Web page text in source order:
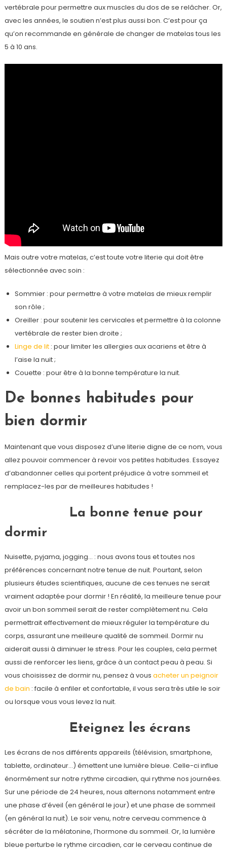
vertébrale pour permettre aux muscles du dos de se relâcher. Or,
avec les années, le soutien n’est plus aussi bon. C’est pour ça
qu’on recommande en générale de changer de matelas tous les
5 à 10 ans.
Mais outre votre matelas, c’est toute votre literie qui doit être
sélectionnée avec soin :
Sommier : pour permettre à votre matelas de mieux remplir
son rôle ;
Oreiller : pour soutenir les cervicales et permettre à la colonne
vertébrale de rester bien droite ;
Linge de lit : pour limiter les allergies aux acariens et être à
l’aise la nuit ;
Couette : pour être à la bonne température la nuit.
De bonnes habitudes pour
bien dormir
Maintenant que vous disposez d’une literie digne de ce nom, vous
allez pouvoir commencer à revoir vos petites habitudes. Essayez
d’abandonner celles qui portent préjudice à votre sommeil et
remplacez-les par de meilleures habitudes !
La bonne tenue pour
dormir
Nuisette, pyjama, jogging… : nous avons tous et toutes nos
préférences concernant notre tenue de nuit. Pourtant, selon
plusieurs études scientifiques, aucune de ces tenues ne serait
vraiment adaptée pour dormir ! En réalité, la meilleure tenue pour
avoir un bon sommeil serait de rester complètement nu. Cela
permettrait effectivement de mieux réguler la température du
corps, assurant une meilleure qualité de sommeil. Dormir nu
aiderait aussi à diminuer le stress. Pour les couples, cela permet
aussi de renforcer les liens, grâce à un contact peau à peau. Si
vous choisissez de dormir nu, pensez à vous acheter un peignoir
de bain : facile à enfiler et confortable, il vous sera très utile le soir
ou lorsque vous vous levez la nuit.
Eteignez les écrans
Les écrans de nos différents appareils (télévision, smartphone,
tablette, ordinateur…) émettent une lumière bleue. Celle-ci influe
énormément sur notre rythme circadien, qui rythme nos journées.
Sur une période de 24 heures, nous alternons notamment entre
une phase d’éveil (en général le jour) et une phase de sommeil
(en général la nuit). Le soir venu, notre cerveau commence à
sécréter de la mélatonine, l’hormone du sommeil. Or, la lumière
bleue perturbe le rythme circadien, car le cerveau continue de